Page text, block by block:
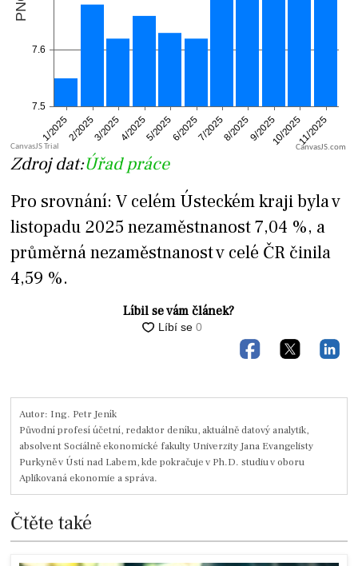
CanvasJS.com
Zdroj dat:Úřad práce
Pro srovnání: V celém Ústeckém kraji byla v
listopadu 2025 nezaměstnanost 7,04 %, a
průměrná nezaměstnanost v celé ČR činila
4,59 %.
Líbil se vám článek?
Autor: Ing. Petr Jeník
Původní profesí účetní, redaktor deníku, aktuálně datový analytik,
absolvent Sociálně ekonomické fakulty Univerzity Jana Evangelisty
Purkyně v Ústí nad Labem, kde pokračuje v Ph.D. studiu v oboru
Aplikovaná ekonomie a správa.
Čtěte také